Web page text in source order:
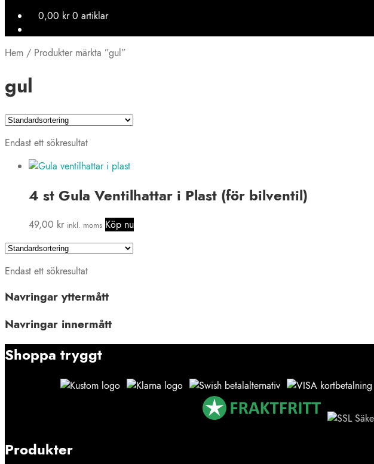
0,00 kr 0 artiklar
Hem / Produkter märkta ”gul”
gul
Endast ett sökresultat
4 st Gula Ventilhattar i Plast (för bilventil)
49,00 kr inkl. moms Köp nu
Endast ett sökresultat
Navringar yttermått
Navringar innermått
Shoppa tryggt
Produkter